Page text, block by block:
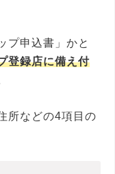
プ申込書」かと
登録店に備え付
所などの4項目の